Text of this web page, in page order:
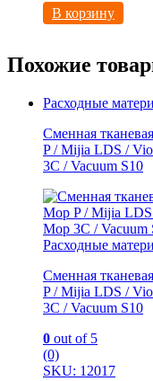
В корзину
Похожие
Расходные
Сменная
P / Mijia LDS /
3C / Vacuum S10
Расходные
Сменная
P / Mijia LDS /
3C / Vacuum S10
0 out of 5
(0)
SKU: 12017